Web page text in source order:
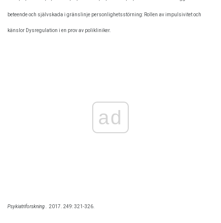
beteende och självskada i gränslinje personlighetsstörning: Rollen av impulsivitet och
känslor Dysregulation i en prov av polikliniker.
ad
Psykiatriforskning 2017. 249: 321-326.